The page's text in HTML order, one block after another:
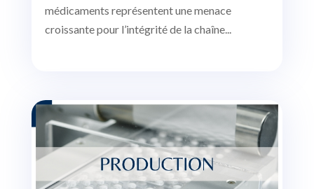
médicaments représentent une menace
croissante pour l’intégrité de la chaîne...